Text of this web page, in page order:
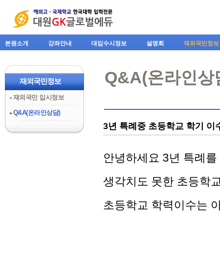
본원소개 강좌안내 대입수시정보 설명회 재외국민정보
재외국민정보
재외국민 입시정보
Q&A(온라인상담)
Q&A(온라인상
3년 특례중 초등학교 학기 이
안녕하세요 3년 특례
생각치도 못한 초등학
초등학교 학력이수는